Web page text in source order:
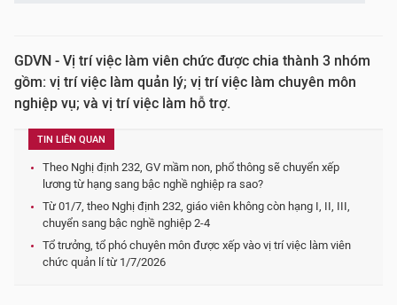
GDVN - Vị trí việc làm viên chức được chia thành 3 nhóm
gồm: vị trí việc làm quản lý; vị trí việc làm chuyên môn
nghiệp vụ; và vị trí việc làm hỗ trợ.
TIN LIÊN QUAN
Theo Nghị định 232, GV mầm non, phổ thông sẽ chuyển xếp
lương từ hạng sang bậc nghề nghiệp ra sao?
Từ 01/7, theo Nghị định 232, giáo viên không còn hạng I, II, III,
chuyển sang bậc nghề nghiệp 2-4
Tổ trưởng, tổ phó chuyên môn được xếp vào vị trí việc làm viên
chức quản lí từ 1/7/2026